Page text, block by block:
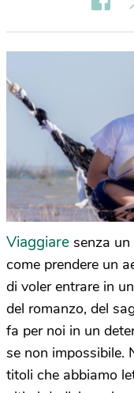
Viaggiare senza
come prendere un
di voler entrare in
del romanzo, del
fa per noi in un
se non impossibile.
titoli che abbiamo